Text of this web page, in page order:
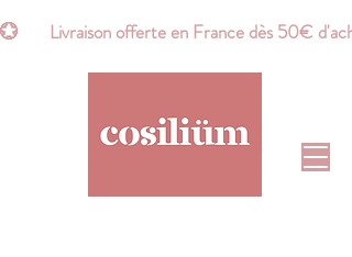
💮       Livraison offerte en France dès 50€